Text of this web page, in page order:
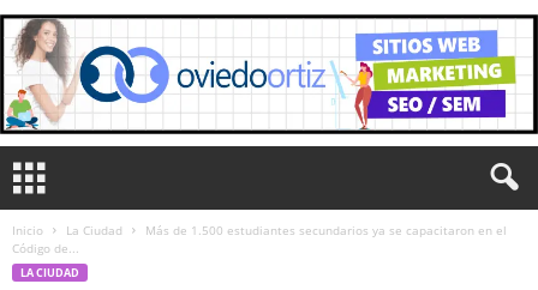
Inicio La Ciudad
Más de 1.500 estudiantes secundarios ya se capacitaron en el
Código de...
LA CIUDAD